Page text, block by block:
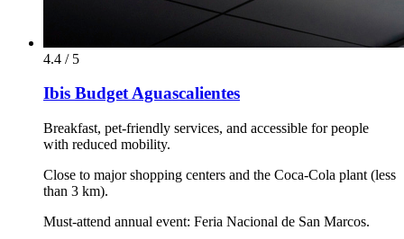
4.4 / 5
Ibis Budget Aguascalientes
Breakfast, pet-friendly services, and accessible for people
with reduced mobility.
Close to major shopping centers and the Coca-Cola plant (less
than 3 km).
Must-attend annual event: Feria Nacional de San Marcos.